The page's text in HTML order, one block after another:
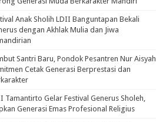
Anak Sholih LDII Banguntapan Bekali
dengan Akhlak Mulia dan Jiwa
Santri Baru, Pondok Pesantren Nur Aisyah
Cetak Generasi Berprestasi dan
Tamantirto Gelar Festival Generus Sholeh,
Generasi Emas Profesional Religius